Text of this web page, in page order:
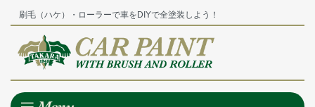
刷毛（ハケ）・ローラーで車をDIYで全塗装しよう！